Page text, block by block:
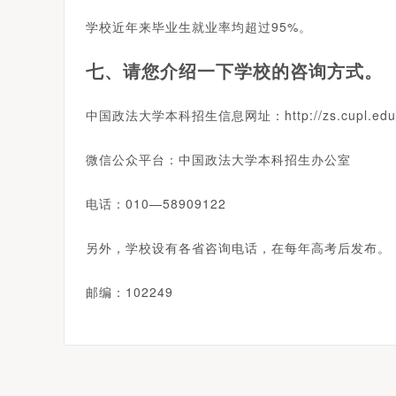
学校近年来毕业生就业率均超过95%。
七、请您介绍一下学校的咨询方式。
中国政法大学本科招生信息网址：http://
微信公众平台：中国政法大学本科招生办公室
电话：010—58909122
另外，学校设有各省咨询电话，在每年高考后发布。
邮编：102249